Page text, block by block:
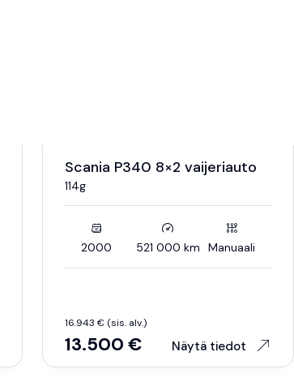
Scania P340 8×2 vaijeriauto
114g
2000 521 000 km Manuaali
16.943 € (sis. alv.)
13.500 € Näytä tiedot